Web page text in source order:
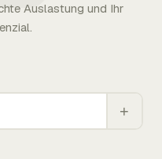
Auslastung und Ihr
+